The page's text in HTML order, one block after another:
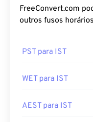
FreeConvert.com
outros fusos
PST para IST
WET para IST
AEST para IST